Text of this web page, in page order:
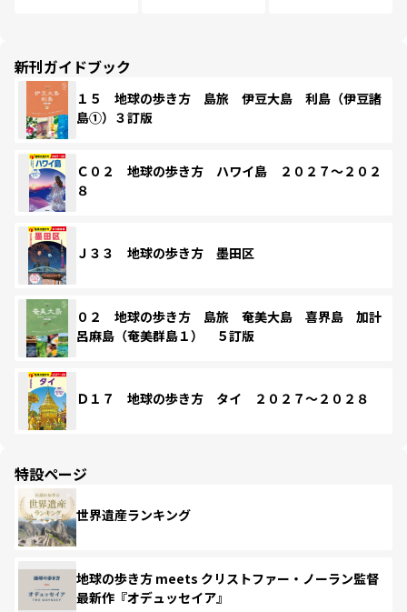
新刊ガイドブック
１５ 地球の歩き方 島旅 伊豆大島 利島（伊豆諸
島①）３訂版
Ｃ０２ 地球の歩き方 ハワイ島 ２０２７～２０２
８
Ｊ３３ 地球の歩き方 墨田区
０２ 地球の歩き方 島旅 奄美大島 喜界島 加計
呂麻島（奄美群島１） ５訂版
Ｄ１７ 地球の歩き方 タイ ２０２７～２０２８
特設ページ
世界遺産ランキング
地球の歩き方 meets クリストファー・ノーラン監督
最新作『オデュッセイア』